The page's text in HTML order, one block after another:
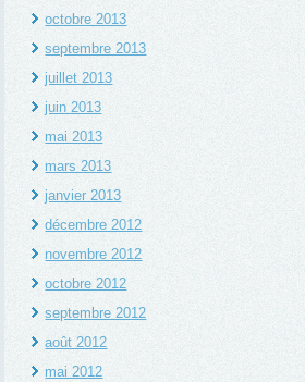
octobre 2013
septembre 2013
juillet 2013
juin 2013
mai 2013
mars 2013
janvier 2013
décembre 2012
novembre 2012
octobre 2012
septembre 2012
août 2012
mai 2012